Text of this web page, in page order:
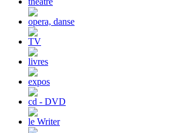
opera, danse
TV
livres
expos
cd - DVD
le Writer